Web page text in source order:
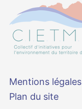
Mentions légales
Plan du site